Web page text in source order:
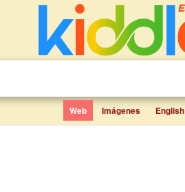
Web Imágenes English